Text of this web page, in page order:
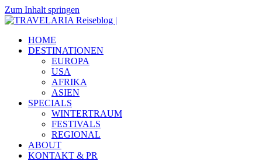
Zum Inhalt springen
TRAVELARIA
Reiseblog
Dein
Reiseblog
Reiseberichten
Insidertipps
Destinationen.
HOME
DESTINATIONEN
EUROPA
USA
AFRIKA
ASIEN
SPECIALS
WINTERTRAUM
FESTIVALS
REGIONAL
ABOUT
KONTAKT & PR